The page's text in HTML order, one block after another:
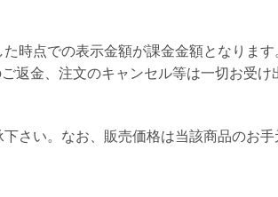
時点での表示金額が課金金額となります
返金、注文のキャンセル等は一切お受け
さい。なお、販売価格は当該商品のお